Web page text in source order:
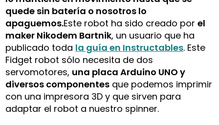
quede sin batería o nosotros lo
apaguemos.Este robot ha sido creado porel
maker Nikodem Bartnik, un usuario que ha
publicado toda la guía en Instructables. Este
Fidget robot sólo necesita de dos
servomotores, una placa Arduino UNO y
diversos componentes que podemos imprimir
con una impresora 3D y que sirven para
adaptar el robot a nuestro spinner.